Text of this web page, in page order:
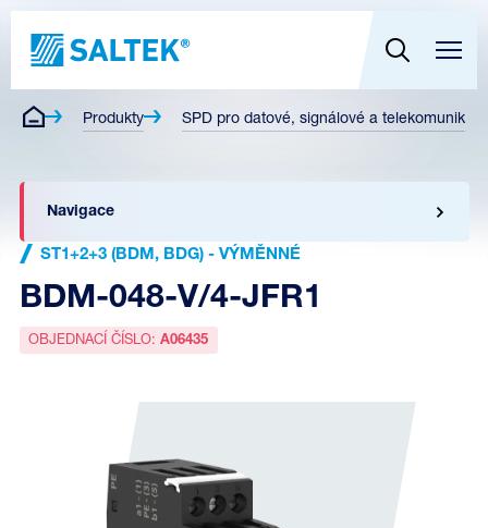
Produkty SPD pro datové, signálové a
Navigace
ST1+2+3 (BDM, BDG) - VÝMĚNNÉ
BDM-048-V/4-JFR1
OBJEDNACÍ ČÍSLO:A06435